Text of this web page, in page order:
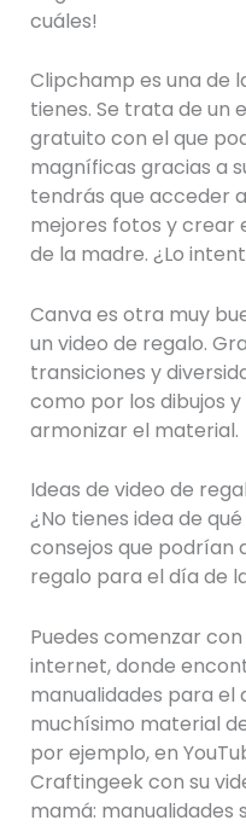
cuáles!
Clipchamp es una de
tienes. Se trata de un
gratuito con el que
magníficas gracias a
tendrás que acceder
mejores fotos y crear
de la madre. ¿Lo
Canva es otra muy
un video de regalo.
transiciones y
como por los dibujos
armonizar el material.
Ideas de video de
¿No tienes idea de
consejos que podrían
regalo para el día de
Puedes comenzar
internet, donde
manualidades para el
muchísimo material
por ejemplo, en
Craftingeek con su
mamá: manualidades